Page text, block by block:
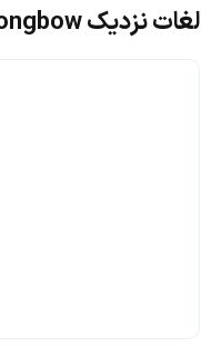
لغات نزدیک longbow